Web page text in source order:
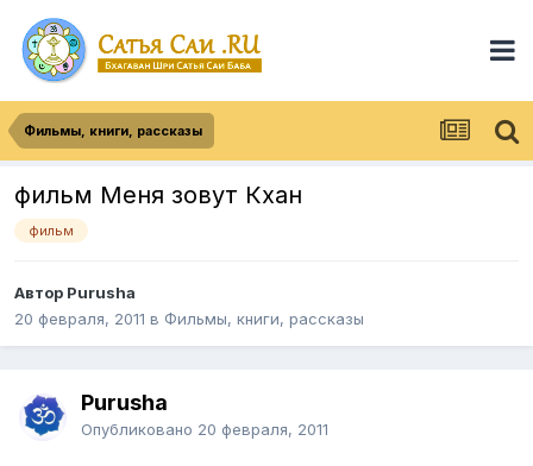
Фильмы, книги, рассказы
фильм Меня зовут Кхан
фильм
Автор Purusha
20 февраля, 2011 в Фильмы, книги, рассказы
Purusha
Опубликовано 20 февраля, 2011